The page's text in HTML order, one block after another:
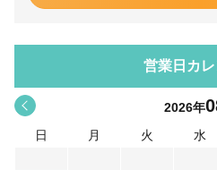
営業日カ
< 2026年
日
月 火 水